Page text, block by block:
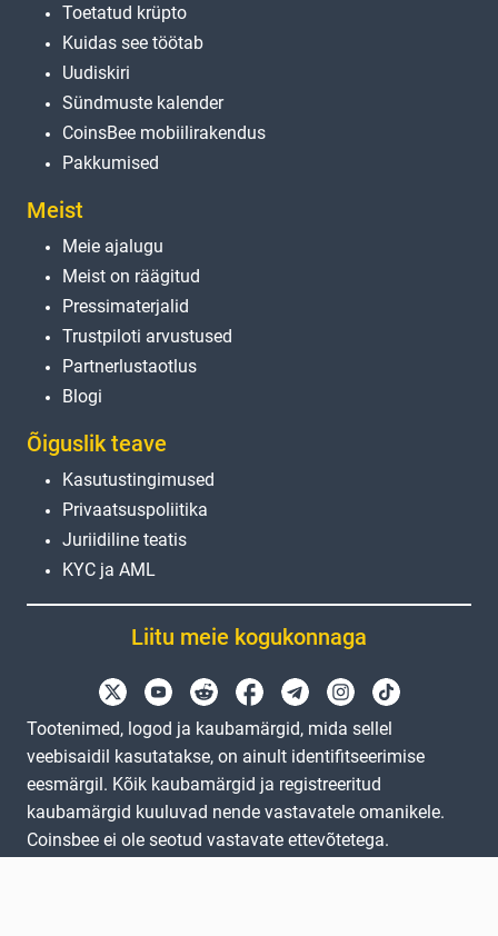
Toetatud krüpto
Kuidas see töötab
Uudiskiri
Sündmuste kalender
CoinsBee mobiilirakendus
Pakkumised
Meist
Meie ajalugu
Meist on räägitud
Pressimaterjalid
Trustpiloti arvustused
Partnerlustaotlus
Blogi
Õiguslik teave
Kasutustingimused
Privaatsuspoliitika
Juriidiline teatis
KYC ja AML
Liitu meie kogukonnaga
Tootenimed, logod ja kaubamärgid, mida sellel
veebisaidil kasutatakse, on ainult identifitseerimise
eesmärgil. Kõik kaubamärgid ja registreeritud
kaubamärgid kuuluvad nende vastavatele omanikele.
Coinsbee ei ole seotud vastavate ettevõtetega.